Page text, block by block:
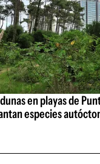
en playas de
especies